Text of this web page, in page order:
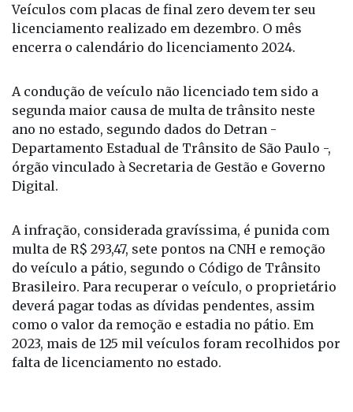
Veículos com placas de final zero devem ter seu
licenciamento realizado em dezembro. O mês
encerra o calendário do licenciamento 2024.
A condução de veículo não licenciado tem sido a
segunda maior causa de multa de trânsito neste
ano no estado, segundo dados do Detran -
Departamento Estadual de Trânsito de São Paulo -,
órgão vinculado à Secretaria de Gestão e Governo
Digital.
A infração, considerada gravíssima, é punida com
multa de R$ 293,47, sete pontos na CNH e remoção
do veículo a pátio, segundo o Código de Trânsito
Brasileiro. Para recuperar o veículo, o proprietário
deverá pagar todas as dívidas pendentes, assim
como o valor da remoção e estadia no pátio. Em
2023, mais de 125 mil veículos foram recolhidos por
falta de licenciamento no estado.